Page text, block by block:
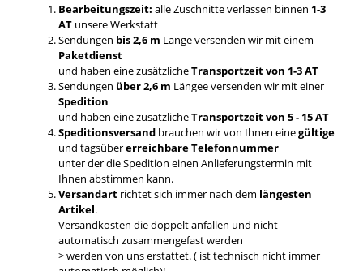
Bearbeitungszeit: alle Zuschnitte verlassen binnen 1-3
AT unsere Werkstatt
Sendungen bis 2,6 m Länge versenden wir mit einem
Paketdienst
und haben eine zusätzlicheTransportzeit von 1-3 AT
Sendungen über 2,6 m Längee versenden wir mit einer
Spedition
und haben eine zusätzlicheTransportzeit von 5 - 15 AT
Speditionsversandbrauchen wir von Ihnen einegültige
und tagsübererreichbare Telefonnummer
unter der die Spedition einen Anlieferungstermin mit
Ihnen abstimmen kann.
Versandartrichtet sich immer nach dem längesten
Artikel.
Versandkosten die doppelt anfallen und nicht
automatisch zusammengefast werden
> werden von uns erstattet. ( ist technisch nicht immer